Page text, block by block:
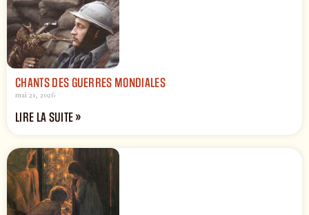
CHANTS DES GUERRES MONDIALES
mai 21, 2026
LIRE LA SUITE »